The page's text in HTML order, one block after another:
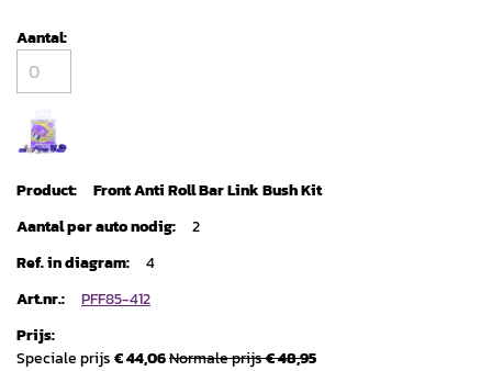
Front Anti Roll Bar Link Bush Kit
2
4
PFF85-412
Speciale prijs€ 44,06Normale prijs€ 48,95